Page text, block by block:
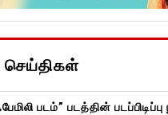
செய்திகள்
படம்” படத்தின்